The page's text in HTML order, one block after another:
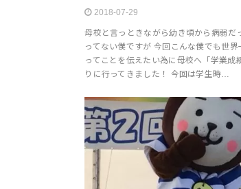
2018-07-29
母校と言っときながら幼き頃から病弱だ
ってない僕ですが 今回こんな僕でも世界
ってことを伝えたい為に母校へ「学業成
りに行ってきました！ 今回は学生時…